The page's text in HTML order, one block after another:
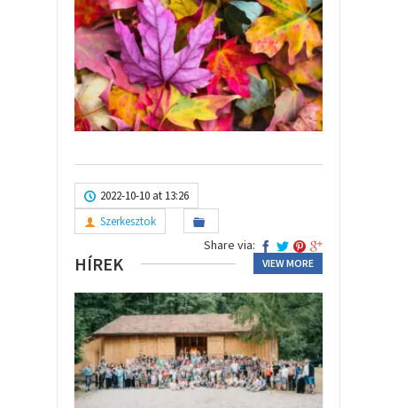
2022-10-10 at 13:26
Szerkesztok
Share via:
HÍREK VIEW MORE